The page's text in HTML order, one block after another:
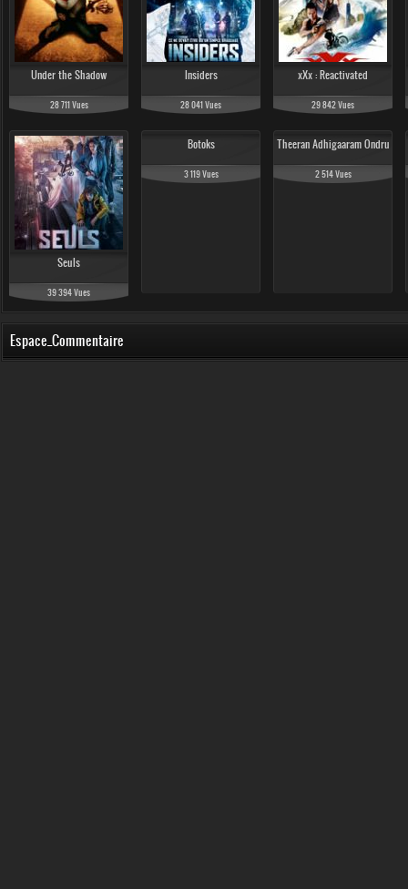
Under the Shadow
28 711 Vues
Insiders
28 041 Vues
xXx : Reactivated
29 842 Vues
Seuls
39 394 Vues
Botoks
3 119 Vues
Theeran Adhigaaram Ondru
2 514 Vues
Espace_Commentaire